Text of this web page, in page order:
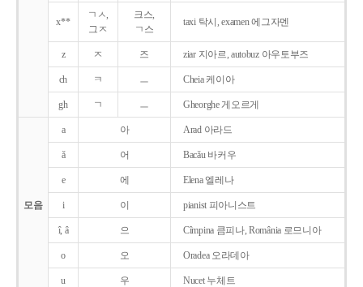
x**
ㄱㅅ,
그ㅈ
크스,
ㄱ스
taxi 탁시, examen 에그자멘
z ㅈ 즈 ziar 지아르, autobuz 아우토부즈
ch ㅋ ㅡ Cheia 케이아
gh ㄱ ㅡ Gheorghe 게오르게
모음
a 아 Arad 아라드
ǎ 어 Bacǎu 바커우
e 에 Elena 엘레나
i 이 pianist 피아니스트
î, â 으 Cîmpina 큼피나, România 로므니아
o 오 Oradea 오라데아
u 우 Nucet 누체트